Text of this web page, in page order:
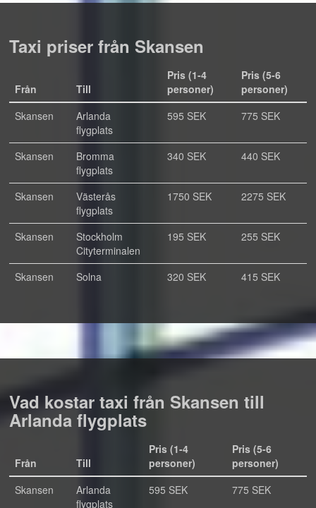
Taxi priser från Skansen
Från Till
Pris (1-4
personer)
Pris (5-6
personer)
Skansen
Arlanda
flygplats
595 SEK 775 SEK
Skansen
Bromma
flygplats
340 SEK 440 SEK
Skansen
Västerås
flygplats
1750 SEK 2275 SEK
Skansen
Stockholm
Cityterminalen
195 SEK 255 SEK
Skansen Solna 320 SEK 415 SEK
Vad kostar taxi från Skansen till
Arlanda flygplats
Från Till
Pris (1-4
personer)
Pris (5-6
personer)
Skansen
Arlanda
flygplats
595 SEK 775 SEK